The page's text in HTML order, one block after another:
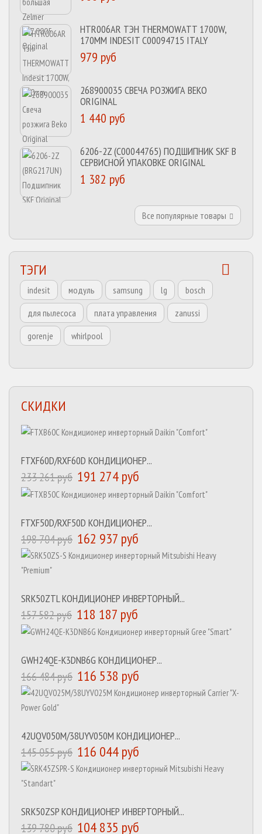
HTR006AR ТЭН THERMOWATT 1700W,
170MM INDESIT C00094715 ITALY
979 руб
268900035 СВЕЧА РОЗЖИГА BEKO
ORIGINAL
1 440 руб
6206-2Z (C00044765) ПОДШИПНИК SKF В
СЕРВИСНОЙ УПАКОВКЕ ORIGINAL
1 382 руб
Все популярные товары
ТЭГИ
indesit модуль samsung lg
bosch
для пылесоса
плата управления
zanussi
gorenje
whirlpool
СКИДКИ
FTXF60D/RXF60D КОНДИЦИОНЕР...
233 261 руб 191 274 руб
FTXF50D/RXF50D КОНДИЦИОНЕР...
198 704 руб 162 937 руб
SRK50ZTL КОНДИЦИОНЕР ИНВЕРТОРНЫЙ...
157 582 руб 118 187 руб
GWH24QE-K3DNB6G КОНДИЦИОНЕР...
166 484 руб 116 538 руб
42UQV050M/38UYV050M КОНДИЦИОНЕР...
145 055 руб 116 044 руб
SRK50ZSP КОНДИЦИОНЕР ИНВЕРТОРНЫЙ...
139 780 руб 104 835 руб